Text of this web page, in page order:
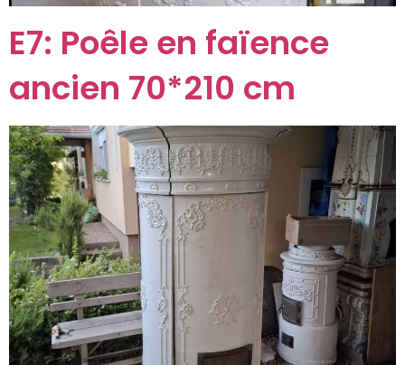
E7: Poêle en faïence
ancien 70*210 cm